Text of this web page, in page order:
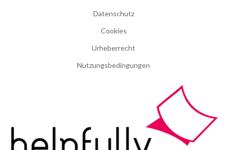
Datenschutz
Cookies
Urheberrecht
Nutzungsbedingungen